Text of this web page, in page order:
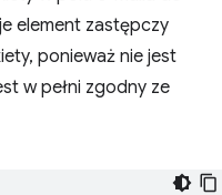
element zastępczy
ponieważ nie jest
w pełni zgodny ze